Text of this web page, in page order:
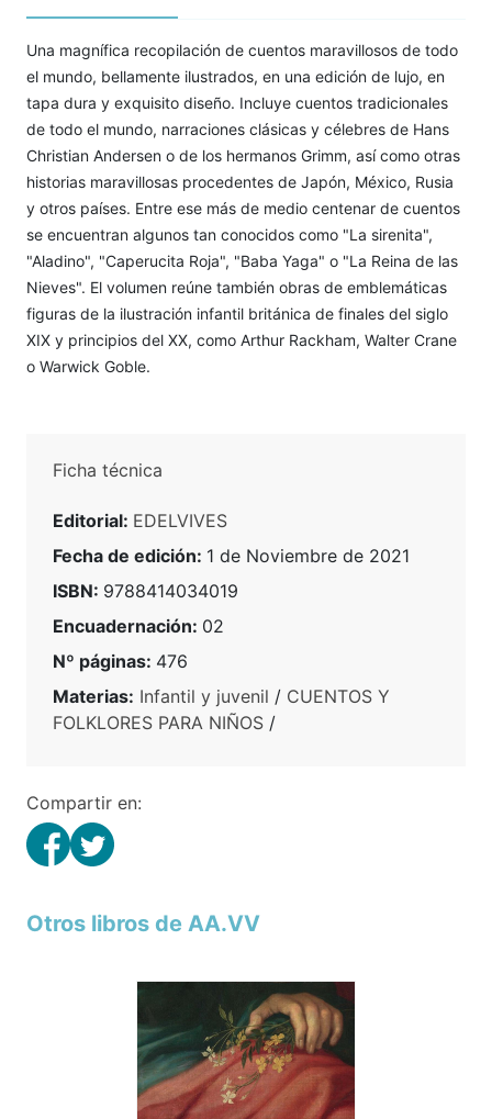
Una magnífica recopilación de cuentos maravillosos de todo
el mundo, bellamente ilustrados, en una edición de lujo, en
tapa dura y exquisito diseño. Incluye cuentos tradicionales
de todo el mundo, narraciones clásicas y célebres de Hans
Christian Andersen o de los hermanos Grimm, así como otras
historias maravillosas procedentes de Japón, México, Rusia
y otros países. Entre ese más de medio centenar de cuentos
se encuentran algunos tan conocidos como "La sirenita",
"Aladino", "Caperucita Roja", "Baba Yaga" o "La Reina de las
Nieves". El volumen reúne también obras de emblemáticas
figuras de la ilustración infantil británica de finales del siglo
XIX y principios del XX, como Arthur Rackham, Walter Crane
o Warwick Goble.
Ficha técnica
Editorial: EDELVIVES
Fecha de edición: 1 de Noviembre de 2021
ISBN: 9788414034019
Encuadernación: 02
Nº páginas: 476
Materias: Infantil y juvenil / CUENTOS Y
FOLKLORES PARA NIÑOS /
Compartir en:
Otros libros de AA.VV